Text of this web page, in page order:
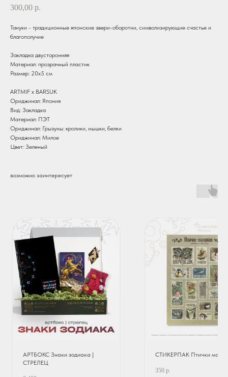
300,00 р.
Тануки - традиционные японские звери-оборотни, символизирующие счастье и
благополучие
Закладка двусторонняя
Материал: прозрачный пластик
Размер: 20х5 см
ARTMIF х BARSUK
Ориджинал: Япония
Вид: Закладка
Материал: ПЭТ
Ориджинал: Грызуны: кролики, мышки, белки
Ориджинал: Милое
Цвет: Зеленый
возможно заинтересует
АРТБОКС Знаки зодиака |
СТРЕЛЕЦ
СТИКЕРПАК Птички
350 р.